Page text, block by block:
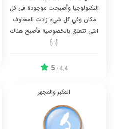
التكنولوجيا وأصبحت موجودة في كل
مكان وفي كل شيء زادت المخاوف
التي تتعلق بالخصوصية فأصبح هناك
[…]
4.4
/
5
المكبر والمجهر